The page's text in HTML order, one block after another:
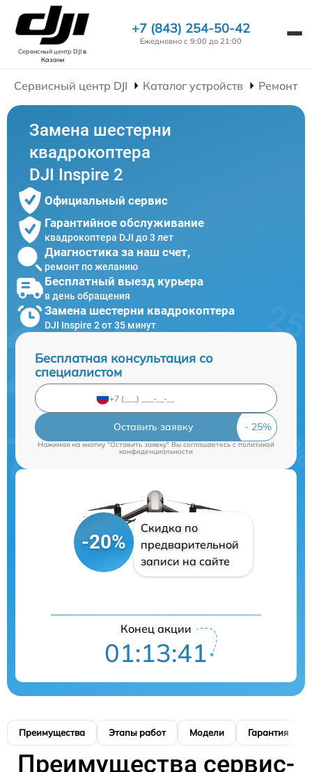
Сервисный центр DJIв
Казани
+7 (843) 254-50-42
Ежедневно с 9:00 до 21:00
Сервисный центр DJI Каталог устройств Ремонт
Замена шестерни
квадрокоптера
DJI Inspire 2
Официальный сервис
Гарантийное обслуживание
квадрокоптера DJI до 3 лет
Диагностика за наш счет,
ремонт по желанию
Бесплатный выезд курьера
в день обращения
Замена шестерни квадрокоптера
DJI Inspire 2 от 35 минут
Бесплатная консультация со
специалистом
Оставить заявку
Нажимая на кнопку "Оставить заявку" Вы соглашаетесь cполитикой
конфиденциальности
-20%
Скидка по
предварительной
записи на сайте
Конец акции
01:13:40
Преимущества Этапы работ Модели Гарантия
Преимущества сервис-